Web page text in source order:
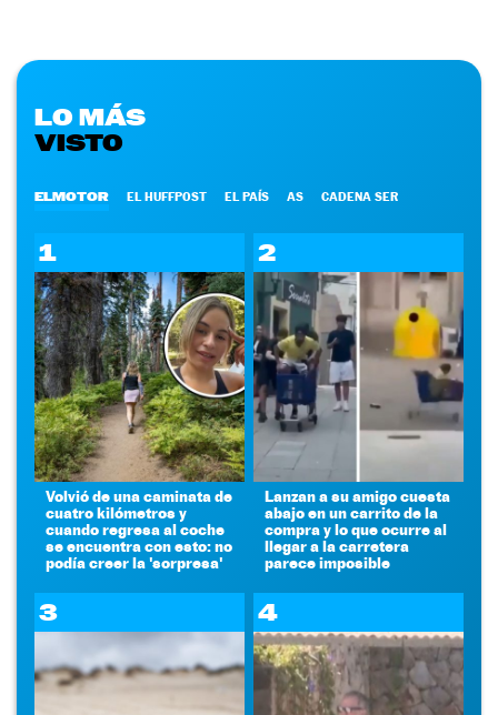
LO MÁS
VISTO
ELMOTOR EL HUFFPOST EL PAÍS AS CADENA SER
1
Volvió de una caminata de
cuatro kilómetros y
cuando regresa al coche
se encuentra con esto: no
podía creer la 'sorpresa'
2
Lanzan a su amigo cuesta
abajo en un carrito de la
compra y lo que ocurre al
llegar a la carretera
parece imposible
3 4